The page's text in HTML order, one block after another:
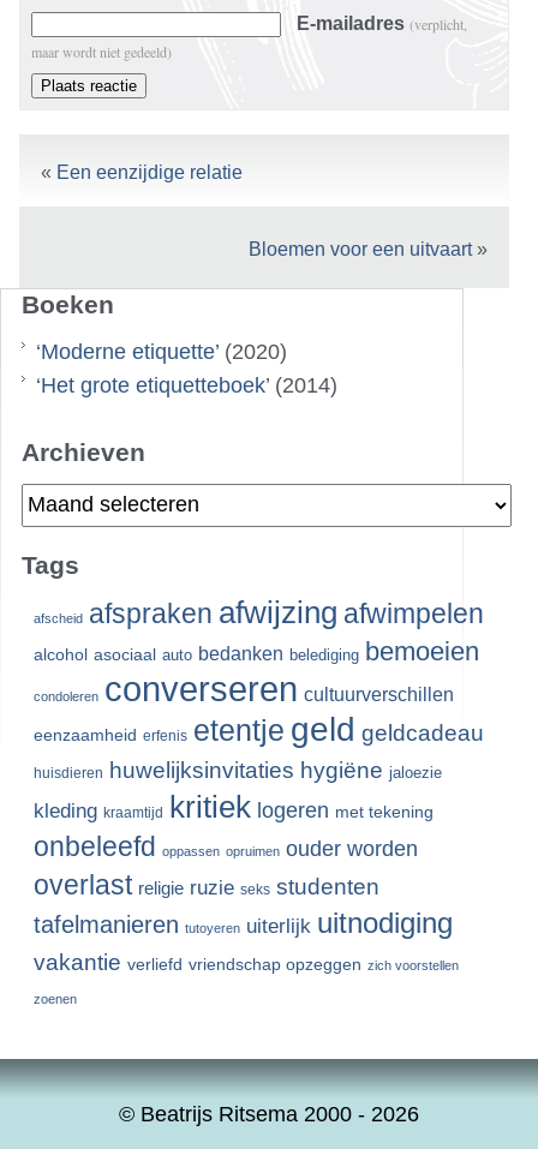
E-mailadres (verplicht,
maar wordt niet gedeeld)
« Een eenzijdige relatie
Bloemen voor een uitvaart»
Boeken
‘Moderne etiquette’ (2020)
‘Het grote etiquetteboek’ (2014)
Archieven
Archieven
Tags
afscheid afspraken afwijzing afwimpelen
alcohol asociaal auto bedanken belediging bemoeien
condoleren converseren cultuurverschillen
eenzaamheid erfenis etentje geld geldcadeau
huisdieren huwelijksinvitaties hygiëne jaloezie
kleding kraamtijd kritiek logeren met tekening
onbeleefd oppassen opruimen ouder worden
overlast religie ruzie seks studenten
tafelmanieren tutoyeren uiterlijk uitnodiging
vakantie verliefd vriendschap opzeggen zich voorstellen
zoenen
© Beatrijs Ritsema 2000 - 2026